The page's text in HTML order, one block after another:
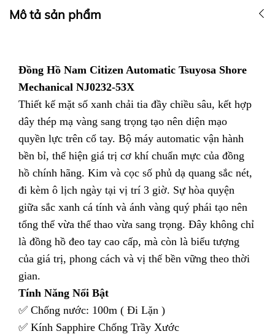
Mô tả sản phẩm
Đồng Hồ Nam Citizen Automatic Tsuyosa Shore
Mechanical NJ0232-53X
Thiết kế mặt số xanh chải tia đầy chiều sâu, kết hợp
dây thép mạ vàng sang trọng tạo nên diện mạo
quyền lực trên cổ tay. Bộ máy automatic vận hành
bền bỉ, thể hiện giá trị cơ khí chuẩn mực của đồng
hồ chính hãng. Kim và cọc số phủ dạ quang sắc nét,
đi kèm ô lịch ngày tại vị trí 3 giờ. Sự hòa quyện
giữa sắc xanh cá tính và ánh vàng quý phái tạo nên
tổng thể vừa thể thao vừa sang trọng. Đây không chỉ
là đồng hồ đeo tay cao cấp, mà còn là biểu tượng
của giá trị, phong cách và vị thế bền vững theo thời
gian.
Tính Năng Nổi Bật
✅ Chống nước: 100m ( Đi Lặn )
✅ Kính Sapphire Chống Trầy Xước